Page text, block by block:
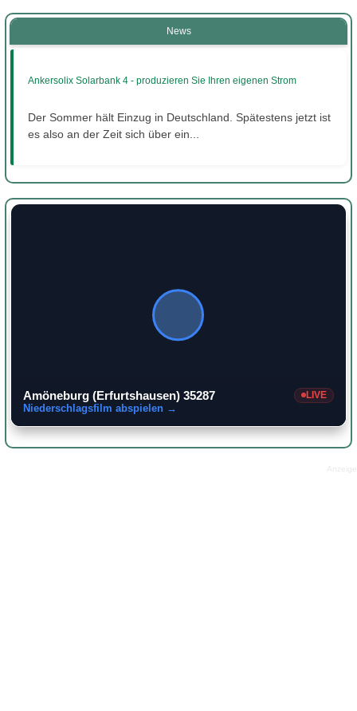
News
Ankersolix Solarbank 4 - produzieren Sie Ihren eigenen Strom
Der Sommer hält Einzug in Deutschland. Spätestens jetzt ist
es also an der Zeit sich über ein...
Amöneburg (Erfurtshausen) 35287 LIVE
Niederschlagsfilm abspielen →